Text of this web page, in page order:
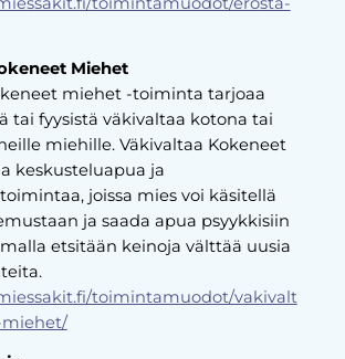
Miehet
miehet -toiminta tarjoaa
tai fyysistä väkivaltaa kotona tai
miehille. Väkivaltaa Kokeneet
keskusteluapua ja
joissa mies voi käsitellä
ja saada apua psyykkisiin
etsitään keinoja välttää uusia
toimintamuodot/vakivalt